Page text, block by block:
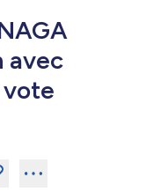
avec
vote